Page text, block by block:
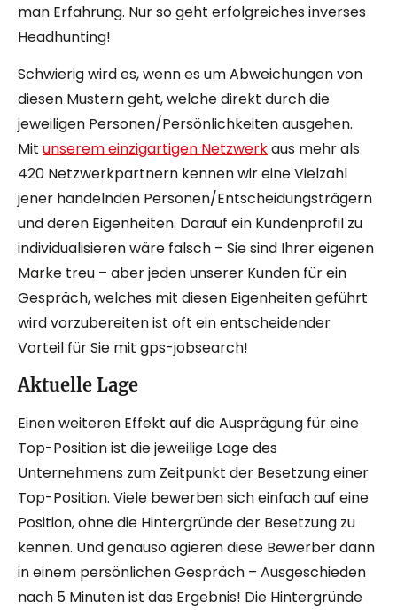
man Erfahrung. Nur so geht erfolgreiches inverses
Headhunting!
Schwierig wird es, wenn es um Abweichungen von
diesen Mustern geht, welche direkt durch die
jeweiligen Personen/Persönlichkeiten ausgehen.
Mit unserem einzigartigen Netzwerkaus mehr als
420 Netzwerkpartnern kennen wir eine Vielzahl
jener handelnden Personen/Entscheidungsträgern
und deren Eigenheiten. Darauf ein Kundenprofil zu
individualisieren wäre falsch – Sie sind Ihrer eigenen
Marke treu – aber jeden unserer Kunden für ein
Gespräch, welches mit diesen Eigenheiten geführt
wird vorzubereiten ist oft ein entscheidender
Vorteil für Sie mit gps-jobsearch!
Aktuelle Lage
Einen weiteren Effekt auf die Ausprägung für eine
Top-Position ist die jeweilige Lage des
Unternehmens zum Zeitpunkt der Besetzung einer
Top-Position. Viele bewerben sich einfach auf eine
Position, ohne die Hintergründe der Besetzung zu
kennen. Und genauso agieren diese Bewerber dann
in einem persönlichen Gespräch – Ausgeschieden
nach 5 Minuten ist das Ergebnis! Die Hintergründe